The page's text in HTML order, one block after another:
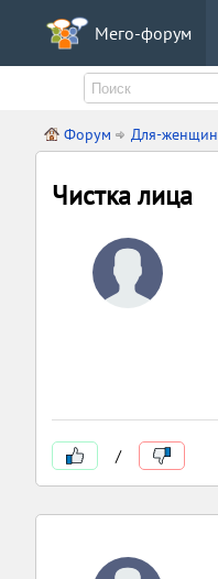
Мего-форум
Форум Для-женщин
Чистка лица
/